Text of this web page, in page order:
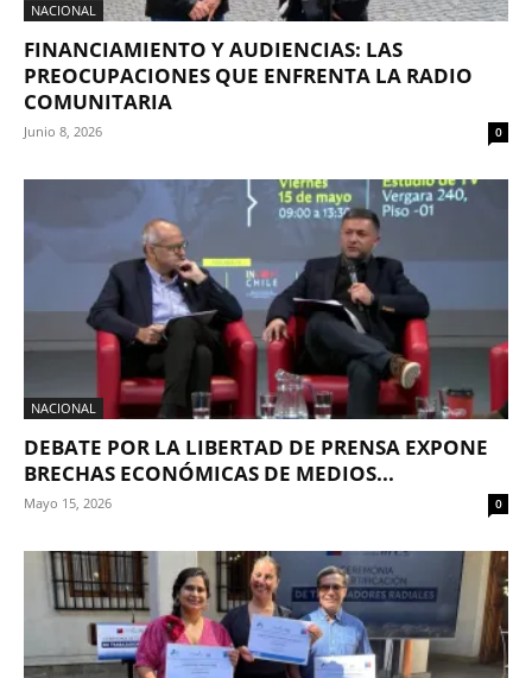
NACIONAL
FINANCIAMIENTO Y AUDIENCIAS: LAS
PREOCUPACIONES QUE ENFRENTA LA RADIO
COMUNITARIA
Junio 8, 2026 0
NACIONAL
DEBATE POR LA LIBERTAD DE PRENSA EXPONE
BRECHAS ECONÓMICAS DE MEDIOS...
Mayo 15, 2026 0